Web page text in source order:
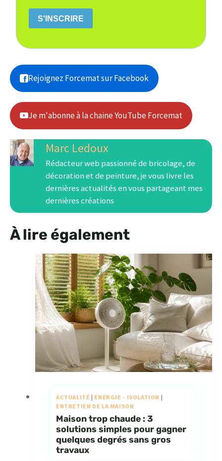
S'INSCRIRE
Rejoignez Forcemat sur Facebook
Je m'abonne à la chaine YouTube Forcemat
Marc Ledoux
Rédacteur web passionné de bricolage, de
décoration et de peinture, je vous livre les
dernières actualités en vous partageant mes
dernières créations
À lire également
ACTUALITÉ | ENERGIE - ISOLATION |
ENTRETIEN DE LA MAISON
Maison trop chaude : 3
solutions simples pour gagner
quelques degrés sans gros
travaux